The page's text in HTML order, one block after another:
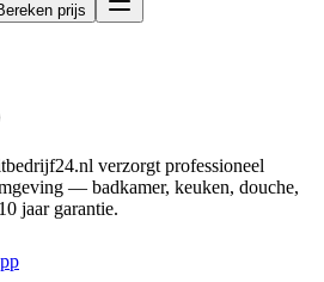
prijs
verzorgt professioneel
— badkamer, keuken, douche,
jaar garantie.